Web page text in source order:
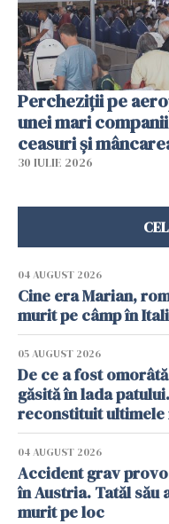
Percheziții pe
unei mari
ceasuri și
30 IULIE 2026
04 AUGUST 2026
Cine era Marian,
murit pe câmp în
05 AUGUST 2026
De ce a fost
găsită în lada
reconstituit ultimele
04 AUGUST 2026
Accident grav
în Austria. Tatăl său
murit pe loc